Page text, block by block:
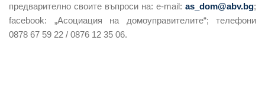
предварително своите въпроси на: e-mail: as_dom@abv.bg;
facebook: „Асоциация на домоуправителите“; телефони
0878 67 59 22 / 0876 12 35 06.